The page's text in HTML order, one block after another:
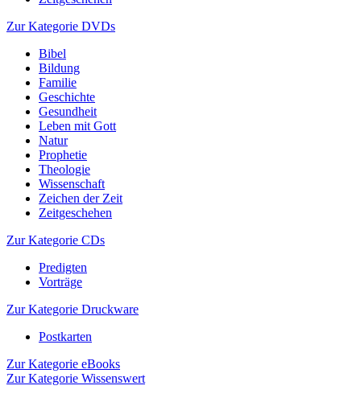
Zur Kategorie DVDs
Bibel
Bildung
Familie
Geschichte
Gesundheit
Leben mit Gott
Natur
Prophetie
Theologie
Wissenschaft
Zeichen der Zeit
Zeitgeschehen
Zur Kategorie CDs
Predigten
Vorträge
Zur Kategorie Druckware
Postkarten
Zur Kategorie eBooks
Zur Kategorie Wissenswert